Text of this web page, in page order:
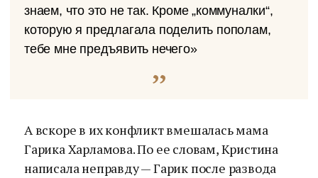
знаем, что это не так. Кроме „коммуналки“,
которую я предлагала поделить пополам,
тебе мне предъявить нечего»
А вскоре в их конфликт вмешалась мама
Гарика Харламова. По ее словам, Кристина
написала неправду — Гарик после развода